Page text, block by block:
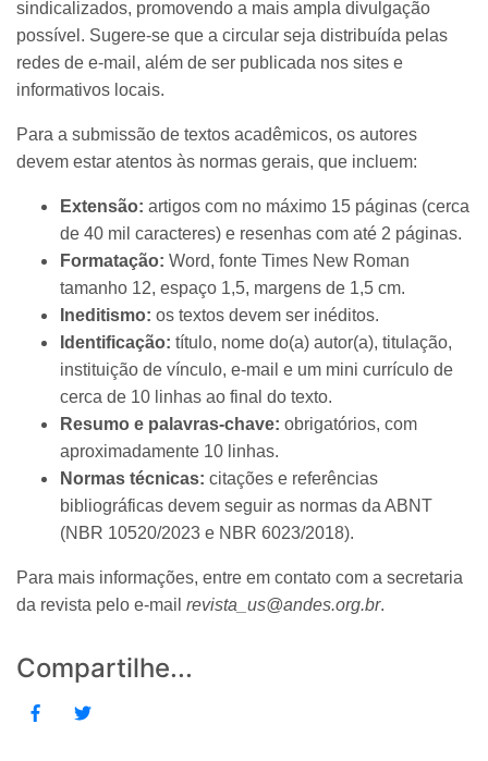
sindicalizados, promovendo a mais ampla divulgação
possível. Sugere-se que a circular seja distribuída pelas
redes de e-mail, além de ser publicada nos sites e
informativos locais.
Para a submissão de textos acadêmicos, os autores
devem estar atentos às normas gerais, que incluem:
Extensão: artigos com no máximo 15 páginas (cerca
de 40 mil caracteres) e resenhas com até 2 páginas.
Formatação: Word, fonte Times New Roman
tamanho 12, espaço 1,5, margens de 1,5 cm.
Ineditismo: os textos devem ser inéditos.
Identificação: título, nome do(a) autor(a), titulação,
instituição de vínculo, e-mail e um mini currículo de
cerca de 10 linhas ao final do texto.
Resumo e palavras-chave: obrigatórios, com
aproximadamente 10 linhas.
Normas técnicas: citações e referências
bibliográficas devem seguir as normas da ABNT
(NBR 10520/2023 e NBR 6023/2018).
Para mais informações, entre em contato com a secretaria
da revista pelo e-mail revista_us@andes.org.br.
Compartilhe...